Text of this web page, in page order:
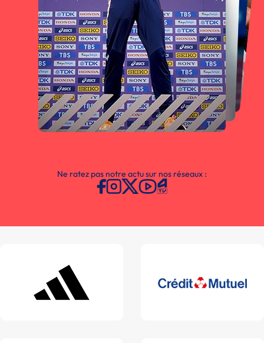
Ne ratez pas notre actu sur nos réseaux :